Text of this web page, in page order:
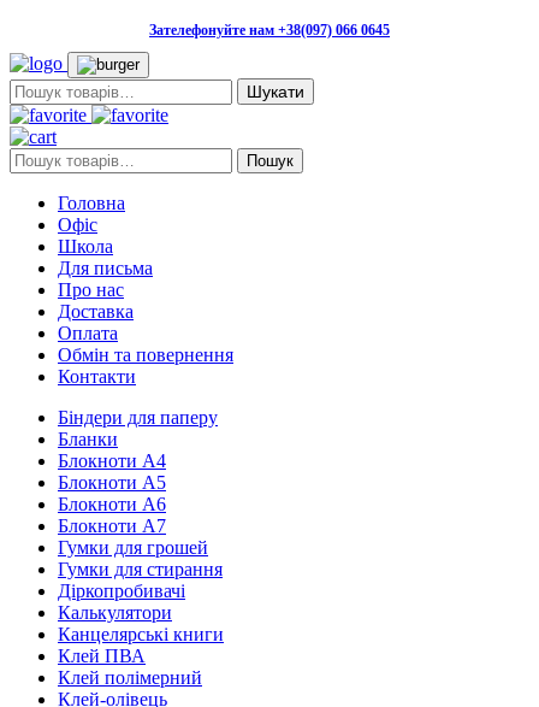
Зателефонуйте нам +38(097) 066 0645
Пошук:
Пошук: Пошук
Головна
Офіс
Школа
Для письма
Про нас
Доставка
Оплата
Обмін та повернення
Контакти
Біндери для паперу
Бланки
Блокноти А4
Блокноти А5
Блокноти А6
Блокноти А7
Гумки для грошей
Гумки для стирання
Діркопробивачі
Калькулятори
Канцелярські книги
Клей ПВА
Клей полімерний
Клей-олівець